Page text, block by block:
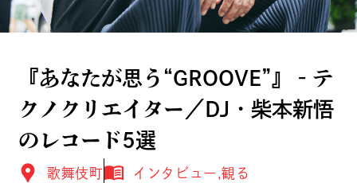
『あなたが思う“GROOVE”』‐テ
クノクリエイター／DJ・柴本新悟
のレコード5選
歌舞伎町 インタビュー 観る